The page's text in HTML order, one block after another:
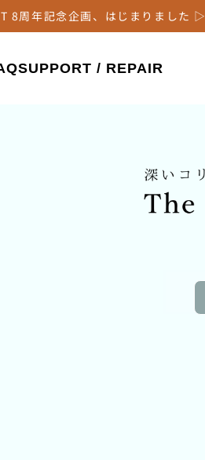
8周年記念企画、はじまりました ▷
SUPPORT / REPAIR